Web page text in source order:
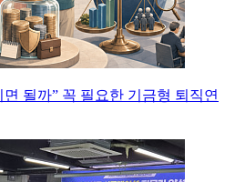
될까” 꼭 필요한 기금형 퇴직연